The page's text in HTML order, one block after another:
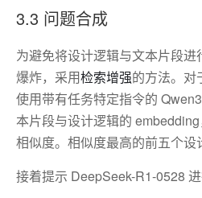
3.3 问题合成
为避免将设计逻辑与文本片段
爆炸，采用检索增强的方法。对
使用带有任务特定指令的
本片段与设计逻辑的
相似度。相似度最高的前五个设
接着提示 DeepSeek-R1-0528 进